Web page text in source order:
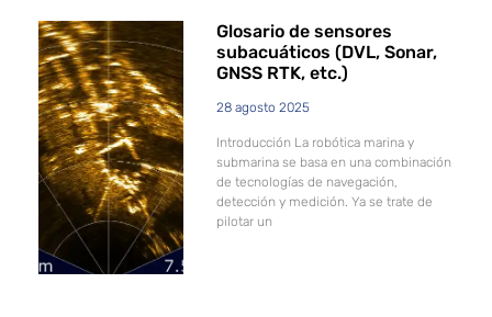
Glosario de sensores
subacuáticos (DVL, Sonar,
GNSS RTK, etc.)
28 agosto 2025
Introducción La robótica marina y
submarina se basa en una combinación
de tecnologías de navegación,
detección y medición. Ya se trate de
pilotar un